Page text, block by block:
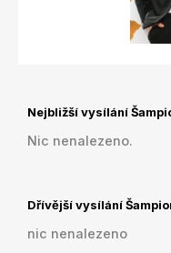
Nejbližší vysílání
Nic nenalezeno.
Dřívější vysílání
nic nenalezeno